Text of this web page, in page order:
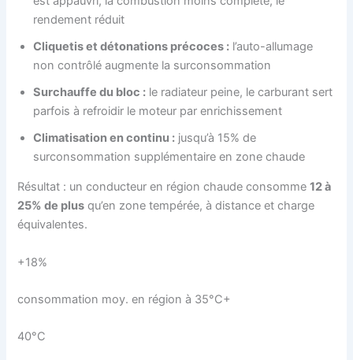
rendement réduit
Cliquetis et détonations précoces : l’auto-allumage
non contrôlé augmente la surconsommation
Surchauffe du bloc : le radiateur peine, le carburant sert
parfois à refroidir le moteur par enrichissement
Climatisation en continu : jusqu’à 15% de
surconsommation supplémentaire en zone chaude
Résultat : un conducteur en région chaude consomme12 à
25% de plus qu’en zone tempérée, à distance et charge
équivalentes.
+18%
consommation moy. en région à 35°C+
40°C